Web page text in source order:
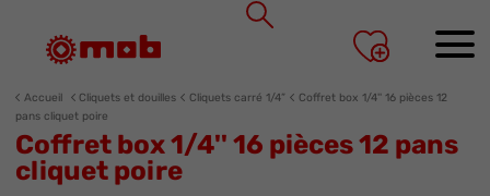
Accueil Cliquets et douilles Cliquets carré 1/4”
Coffret box 1/4'' 16 pièces 12
pans cliquet poire
Coffret box 1/4'' 16 pièces 12 pans
cliquet poire